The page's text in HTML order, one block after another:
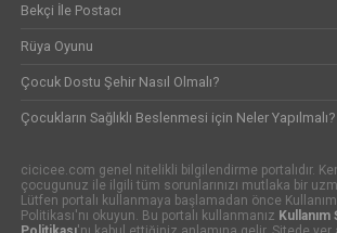
Bekçi İle Postacı
Rüya Oyunu
Çocuk Dostu Şehir Nasıl Olmalı?
Çocukların Sağlıklı Beslenmesi için Neler Yapılmalı?
cicicee.com genel nitelikli bilgilendirme portalıdır.
çocugunuz ile ilgili tüm sorunlarınızı mutlaka bir
Lütfen portalı kullanmaya başlamadan önce
Politikası'nı okuyun. Bu portalı kullanmanız Kullanım